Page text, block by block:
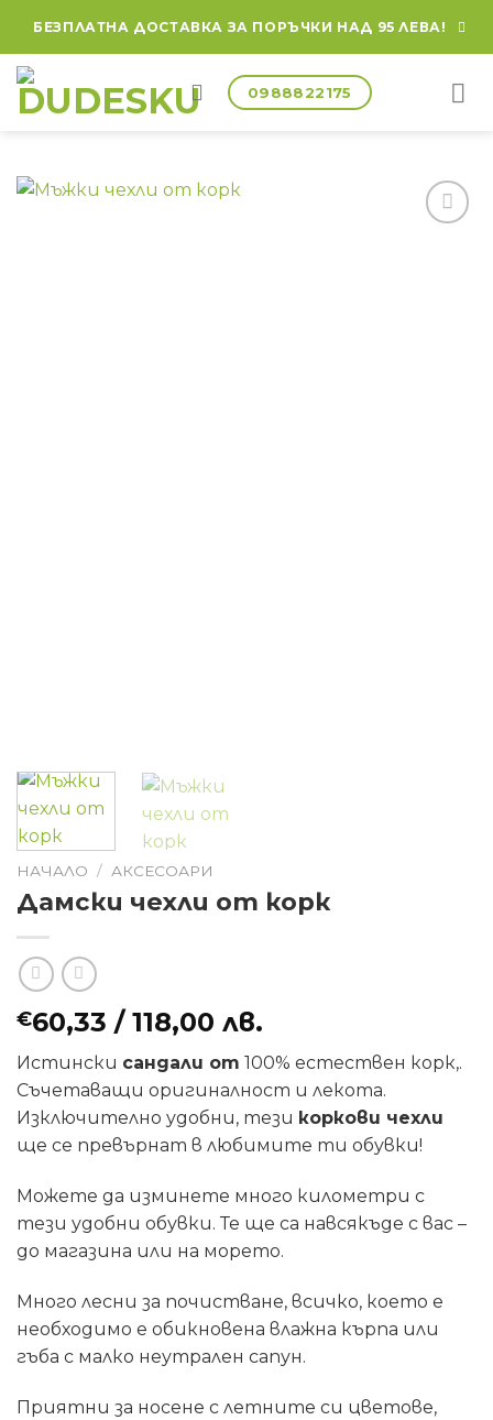
БЕЗПЛАТНА ДОСТАВКА ЗА ПОРЪЧКИ НАД 95 ЛЕВА!
0988822175
НАЧАЛО / АКСЕСОАРИ
Дамски чехли от корк
€60,33 / 118,00 лв.
Истински сандали от 100% естествен корк,.
Съчетаващи оригиналност и лекота.
Изключително удобни, тези коркови чехли
ще се превърнат в любимите ти обувки!
Можете да изминете много километри с
тези удобни обувки. Те ще са навсякъде с вас –
до магазина или на морето.
Много лесни за почистване, всичко, което е
необходимо е обикновена влажна кърпа или
гъба с малко неутрален сапун.
Приятни за носене с летните си цветове,